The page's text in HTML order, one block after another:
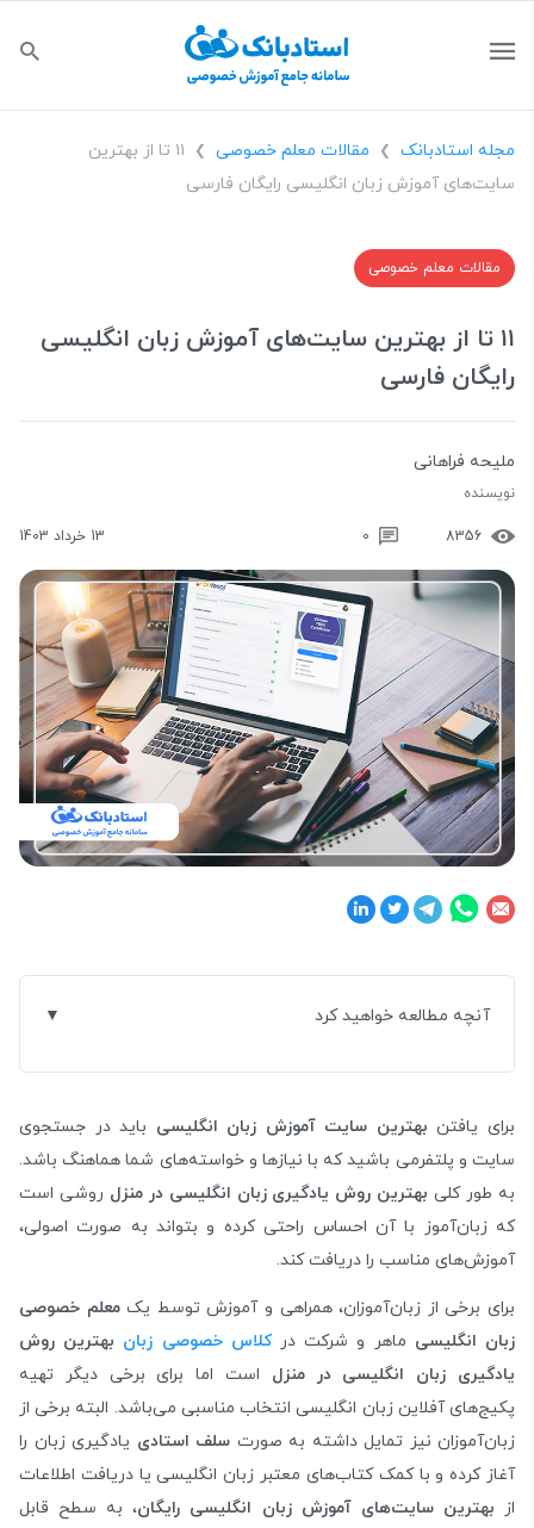
مجله استادبانک ❯ مقالات معلم خصوصی ❯
۱۱ تا از بهترین
سایت‌های آموزش زبان انگلیسی رایگان فارسی
مقالات معلم خصوصی
۱۱ تا از بهترین سایت‌های آموزش زبان انگلیسی
رایگان فارسی
ملیحه فراهانی
نویسنده
8356
0 13 خرداد 1403
آنچه مطالعه خواهید کرد
برای یافتن بهترین سایت آموزش زبان انگلیسی باید در جستجوی
سایت و پلتفرمی باشید که با نیازها و خواسته‌های شما هماهنگ باشد.
به طور کلی بهترین روش یادگیری زبان انگلیسی در منزل روشی است
که زبان‌آموز با آن احساس راحتی کرده و بتواند به صورت اصولی،
آموزش‌های مناسب را دریافت کند.
برای برخی از زبان‌آموزان، همراهی و آموزش توسط یکمعلم خصوصی
زبان انگلیسی ماهر و شرکت درکلاس خصوصی زبان بهترین روش
یادگیری زبان انگلیسی در منزل است اما برای برخی دیگر تهیه
پکیج‌های آفلاین زبان انگلیسی انتخاب مناسبی می‌باشد. البته برخی از
زبان‌آموزان نیز تمایل داشته به صورت سلف استادی یادگیری زبان را
آغاز کرده و با کمک کتاب‌های معتبر زبان انگلیسی یا دریافت اطلاعات
از بهترین سایت‌های آموزش زبان انگلیسی رایگان، به سطح قابل